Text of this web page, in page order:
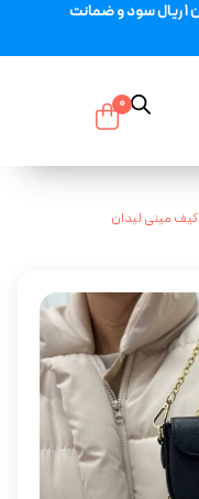
0
کیف مینی لیدان